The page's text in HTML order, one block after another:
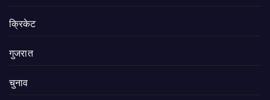
क्रिकेट
गुजरात
चुनाव